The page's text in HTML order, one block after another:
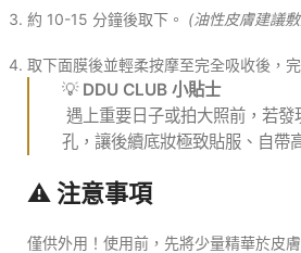
約 10-15 分鐘後取下。 (油性皮膚建議
取下面膜後並輕柔按摩至完全吸收後，
💡 DDU CLUB 小貼士
遇上重要日子或拍大照前，若
孔，讓後續底妝極致貼服、自帶
⚠️ 注意事項
僅供外用！使用前，先將少量精華於皮